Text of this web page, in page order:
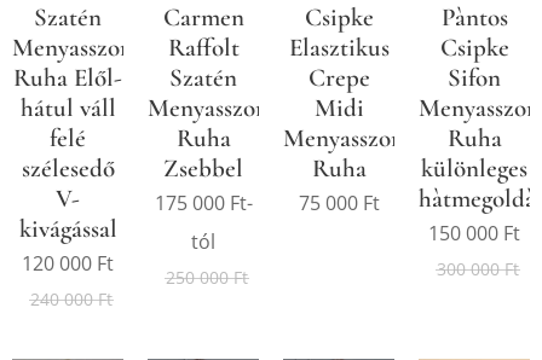
Szatén
Menyasszonyi
Ruha Elől-
hátul váll
felé
szélesedő
V-
kivágással
120 000 Ft
240 000Ft
Carmen
Raffolt
Szatén
Menyasszonyi
Ruha
Zsebbel
175 000Ft-
tól
250 000Ft
Csipke
Elasztikus
Crepe
Midi
Menyasszonyi
Ruha
75 000Ft
Pàntos
Csipke
Sifon
Ruha
különleges
150 000 Ft
300 000Ft